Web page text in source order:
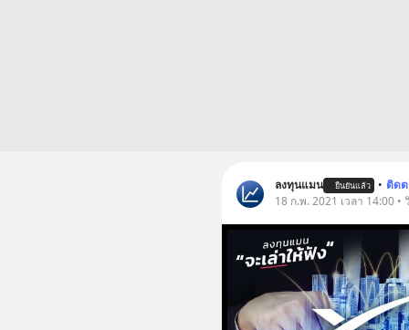
ลงทุนแมน ยืนยันแล้ว • ติด
18 ก.พ. 2021 เวลา 14:00